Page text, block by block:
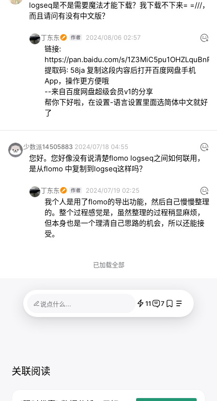
logseq是不是需要魔法才能下载？我下载不下来= =///，
而且请问有没有中文版？
丁东东 2024/08/06 02:57
https://pan.baidu.com/s/
提取码: 58ja 复制这段内容后打开百度网盘手机
App，操作更方便哦
--来自百度网盘超级会员v1的分享
帮你下好啦，在设置-语言设置里面选简体中文就好
了
少数派14505883 2024/07/18 04:55
您好。您好像没有说清楚flomo logseq之间如何联用，
是从flomo 中复制到logseq这样吗？
丁东东 2024/07/19 02:25
我个人是用了flomo的导出功能，然后自己慢慢整理
的。整个过程感觉是，虽然整理的过程稍显麻烦，
但本身也是一个理清自己思路的机会，所以还能接
受。
已加载全部
说点什么... 11 7
关联阅读